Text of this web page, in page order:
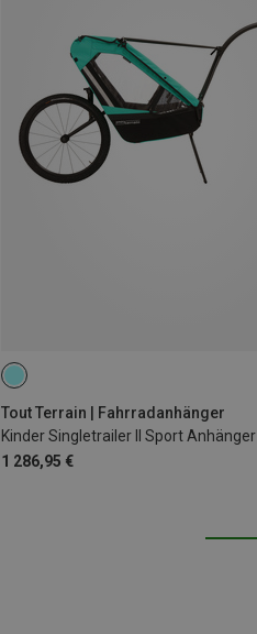
Tout Terrain | Fahrradanhänger
Kinder Singletrailer II Sport Anhänger
1 286,95 €
24"